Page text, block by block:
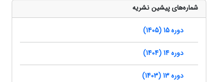
شماره‌های پیشین نشریه
دوره 15 (1405)
دوره 14 (1404)
دوره 13 (1403)